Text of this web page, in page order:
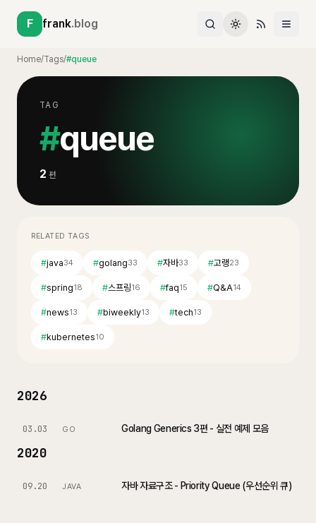
F frank.blog
Home/Tags/#queue
TAG
#queue
2 편
RELATED TAGS
#java34 #golang33 #자바33 #고랭23
#spring18 #스프링16 #faq15 #Q&A14
#news13 #biweekly13 #tech13
#kubernetes10
2026
03.03 GO Golang Generics 3편 - 실전 예제 모음
2020
09.20 JAVA 자바 자료구조 - Priority Queue (우선순위 큐)